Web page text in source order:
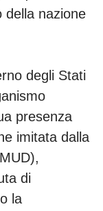
della nazione
degli Stati
presenza
imitata dalla
di
la